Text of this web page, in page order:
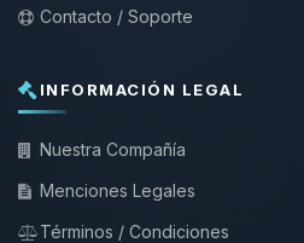
Contacto / Soporte
INFORMACIÓN LEGAL
Nuestra Compañía
Menciones Legales
Términos / Condiciones